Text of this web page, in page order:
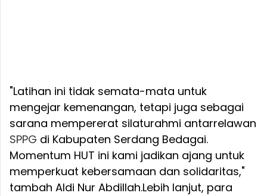
"Latihan ini tidak semata-mata untuk
mengejar kemenangan, tetapi juga sebagai
sarana mempererat silaturahmi antarrelawan
SPPG di Kabupaten Serdang Bedagai.
Momentum HUT ini kami jadikan ajang untuk
memperkuat kebersamaan dan solidaritas,"
tambah Aldi Nur Abdillah.Lebih lanjut, para